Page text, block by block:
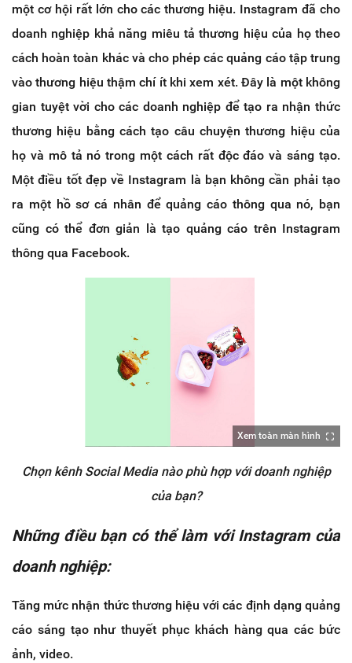
một cơ hội rất lớn cho các thương hiệu. Instagram đã cho
doanh nghiệp khả năng miêu tả thương hiệu của họ theo
cách hoàn toàn khác và cho phép các quảng cáo tập trung
vào thương hiệu thậm chí ít khi xem xét. Đây là một không
gian tuyệt vời cho các doanh nghiệp để tạo ra nhận thức
thương hiệu bằng cách tạo câu chuyện thương hiệu của
họ và mô tả nó trong một cách rất độc đáo và sáng tạo.
Một điều tốt đẹp về Instagram là bạn không cần phải tạo
ra một hồ sơ cá nhân để quảng cáo thông qua nó, bạn
cũng có thể đơn giản là tạo quảng cáo trên Instagram
thông qua Facebook.
Xem toàn màn hình
Chọn kênh Social Media nào phù hợp với doanh nghiệp
của bạn?
Những điều bạn có thể làm với Instagram của
doanh nghiệp:
Tăng mức nhận thức thương hiệu với các định dạng quảng
cáo sáng tạo như thuyết phục khách hàng qua các bức
ảnh, video.